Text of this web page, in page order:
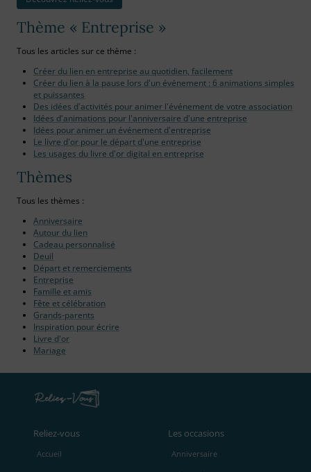
Thème « Entreprise »
Tous les articles sur ce thème :
Créer du lien en entreprise au quotidien, facilement
Créer du lien à la pause lors d'un événement : 6 animations simples
et puissantes
Des idées d'activités pour animer l'événement de votre association
Idées d'animations pour l'anniversaire d'une entreprise
Idées pour animer un événement d'entreprise
Le livre d'or pour le départ d'une entreprise
Les usages du livre d'or digital en entreprise
Thèmes
Tous les thèmes :
Anniversaire
Autour du lien
Cadeau personnalisé
Deuil
Départ et remerciements
Entreprise
Famille et amis
Fête et célébration
Grands-parents
Inspiration pour écrire
Livre d'or
Mariage
Reliez‑vous
Accueil
Les occasions
Anniversaire